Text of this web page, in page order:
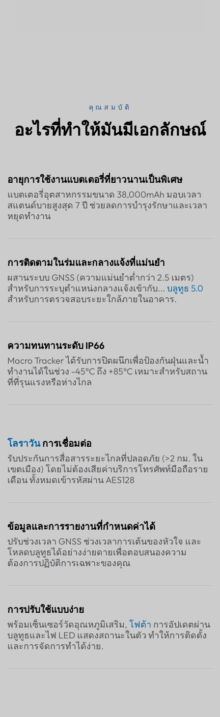
คุณสมบัติ
อะไรที่ทำให้มันมีเอกลักษณ์
อายุการใช้งานแบตเตอรี่ที่ยาวนานเป็นพิเศษ
แบตเตอรี่อุตสาหกรรมขนาด 38,000mAh มอบเวลา
สแตนด์บายสูงสุด 7 ปี ช่วยลดการบำรุงรักษาและเวลา
หยุดทำงาน
การติดตามในร่มและกลางแจ้งที่แม่นยำ
ผสานระบบ GNSS (ความแม่นยำต่ำกว่า 2.5 เมตร)
สำหรับการระบุตำแหน่งกลางแจ้งเข้ากับ... บลูทูธ 5.0
สำหรับการตรวจสอบระยะใกล้ภายในอาคาร.
ความทนทานระดับ IP66
Macro Tracker ได้รับการปิดผนึกเพื่อป้องกันฝุ่นและน้ำ
ทำงานได้ในช่วง -45°C ถึง +85°C เหมาะสำหรับสถาน
ที่ที่รุนแรงหรือห่างไกล
โลราวันการเชื่อมต่อ
รับประกันการสื่อสารระยะไกลที่ปลอดภัย (>2 กม. ใน
เขตเมือง) โดยไม่ต้องเสียค่าบริการโทรศัพท์มือถือราย
เดือน ทั้งหมดเข้ารหัสผ่าน AES128
ข้อมูลและการรายงานที่กำหนดค่าได้
ปรับช่วงเวลา GNSS ช่วงเวลาการเต้นของหัวใจ และ
โหลดบลูทูธได้อย่างง่ายดายเพื่อตอบสนองความ
ต้องการปฏิบัติการเฉพาะของคุณ
การปรับใช้แบบง่าย
พร้อมเซ็นเซอร์วัดอุณหภูมิเสริม, โฟต้า การอัปเดตผ่าน
บลูทูธและไฟ LED แสดงสถานะในตัว ทำให้การติดตั้ง
และการจัดการทำได้ง่าย.